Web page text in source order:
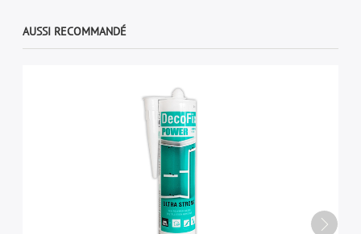
AUSSI RECOMMANDÉ